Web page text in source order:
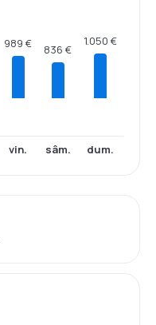
989 €
vin.
836 €
sâm.
1.050 €
dum.